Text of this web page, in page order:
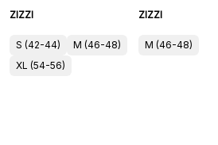
ZIZZI
S (42-44)
M (46-48)
XL (54-56)
ZIZZI
M (46-48)